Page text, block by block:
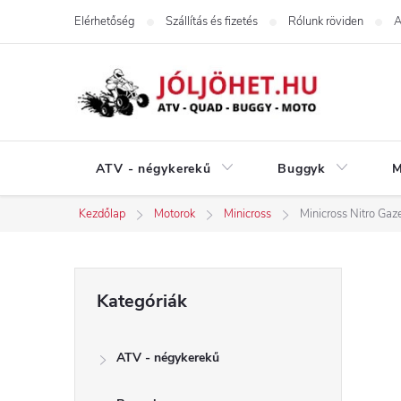
Elérhetőség Szállítás és fizetés Rólunk röviden
ATV - négykerekű Buggyk
Kezdőlap Motorok Minicross Minicross Nitro
O
átugrása
Kategóriák
ATV - négykerekű